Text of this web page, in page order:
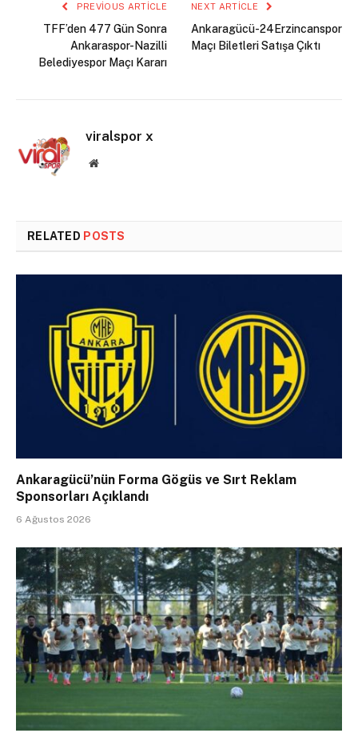
PREVIOUS ARTICLE
TFF’den 477 Gün Sonra
Ankaraspor-Nazilli
Belediyespor Maçı Kararı
NEXT ARTICLE
Ankaragücü-24Erzincanspor
Maçı Biletleri Satışa Çıktı
viralspor x
Website
RELATED POSTS
Ankaragücü’nün Forma Gögüs ve Sırt Reklam
Sponsorları Açıklandı
6 Ağustos 2026